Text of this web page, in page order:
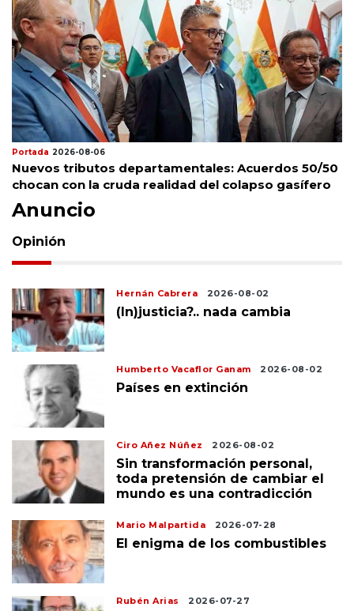
Portada 2026-08-06
Nuevos tributos departamentales: Acuerdos 50/50
chocan con la cruda realidad del colapso gasífero
Anuncio
Opinión
Hernán Cabrera 2026-08-02
(In)justicia?.. nada cambia
Humberto Vacaflor Ganam 2026-08-02
Países en extinción
Ciro Añez Núñez 2026-08-02
Sin transformación personal,
toda pretensión de cambiar el
mundo es una contradicción
Mario Malpartida 2026-07-28
El enigma de los combustibles
Rubén Arias 2026-07-27